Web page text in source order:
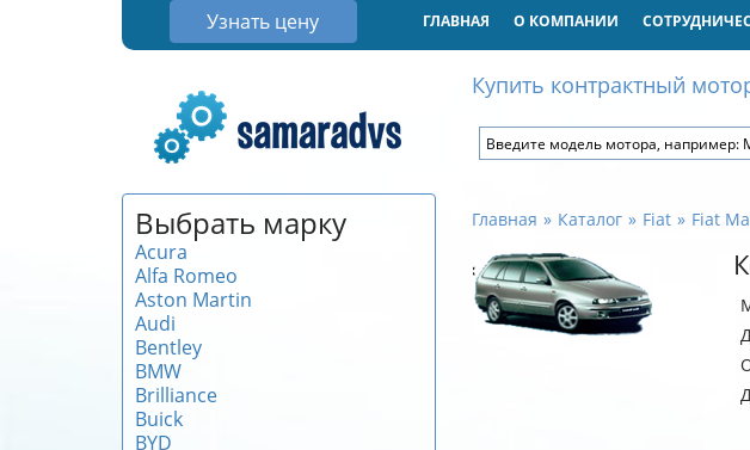
Узнать цену ГЛАВНАЯ О КОМПАНИИ
Купить контрактный
Выбрать марку
Acura
Alfa Romeo
Aston Martin
Audi
Bentley
BMW
Brilliance
Buick
BYD
Главная Каталог Fiat Fiat